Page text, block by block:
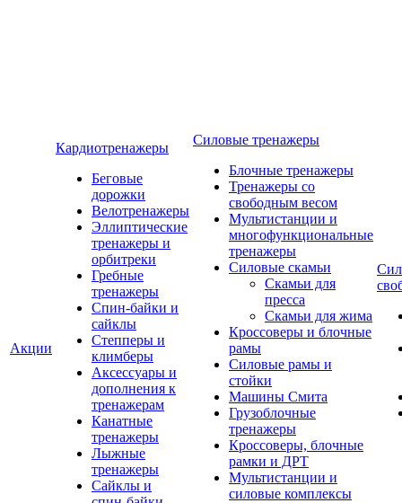
Акции
Кардиотренажеры
Беговые
дорожки
Велотренажеры
Эллиптические
тренажеры и
орбитреки
Гребные
тренажеры
Спин-байки и
сайклы
Степперы и
климберы
Аксессуары и
дополнения к
тренажерам
Канатные
тренажеры
Лыжные
тренажеры
Сайклы и
Силовые тренажеры
Блочные тренажеры
Тренажеры со
свободным весом
Мультистанции и
многофункциональные
тренажеры
Силовые скамьи
Скамьи для
пресса
Скамьи для жима
Кроссоверы и блочные
рамы
Силовые рамы и
стойки
Машины Смита
Грузоблочные
тренажеры
Кроссоверы, блочные
рамки и ДРТ
Мультистанции и
силовые комплексы